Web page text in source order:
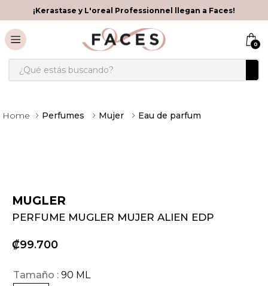
¡Kerastase y L'oreal Professionnel llegan a Faces!
0
¿Qué estás buscando?
Perfumes Mujer Eau de parfum
MUGLER
PERFUME MUGLER MUJER ALIEN EDP
₡99 700
Tamaño 90 ML